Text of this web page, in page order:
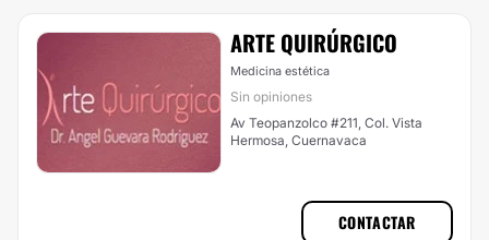
ARTE QUIRÚRGICO
Medicina estética
Sin opiniones
Av Teopanzolco #211, Col. Vista
Hermosa, Cuernavaca
CONTACTAR